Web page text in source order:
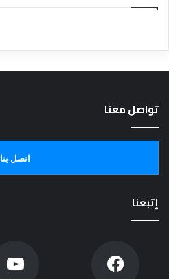
تواصل معنا
اتصل بنا
إتبعنا